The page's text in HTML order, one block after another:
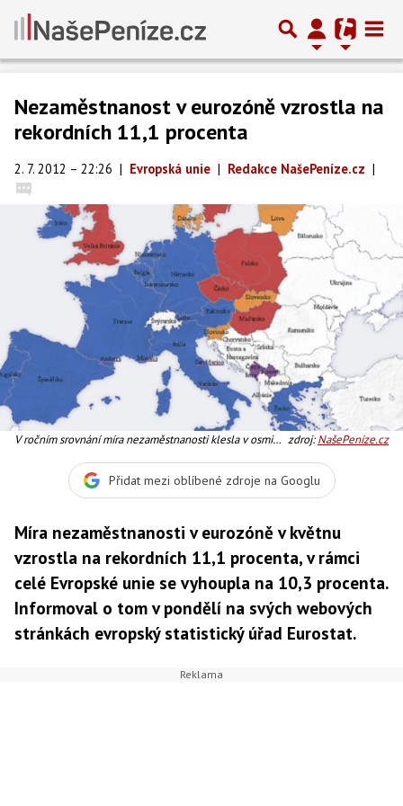
Nezaměstnanost v eurozóně vzrostla na
rekordních 11,1 procenta
2. 7. 2012 – 22:26 | Evropská unie | Redakce NašePeníze.cz |
V ročním srovnání míra nezaměstnanosti klesla v osmi
stagnovala v Maďarsku. Foto:SXC
zdroj:NašePeníze.cz
Přidat mezi oblíbené zdroje na Googlu
Míra nezaměstnanosti v eurozóně v květnu
vzrostla na rekordních 11,1 procenta, v rámci
celé Evropské unie se vyhoupla na 10,3 procenta.
Informoval o tom v pondělí na svých webových
stránkách evropský statistický úřad Eurostat.